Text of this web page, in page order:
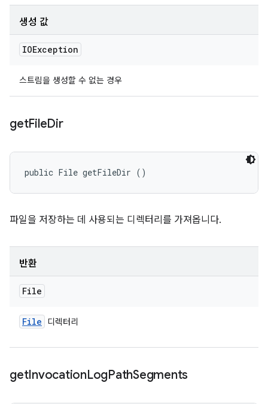
생성 값
IOException
스트림을 생성할 수 없는 경우
getFileDir
public File getFileDir ()
파일을 저장하는 데 사용되는 디렉터리를 가져옵니다.
반환
File
File 디렉터리
getInvocationLogPathSegments